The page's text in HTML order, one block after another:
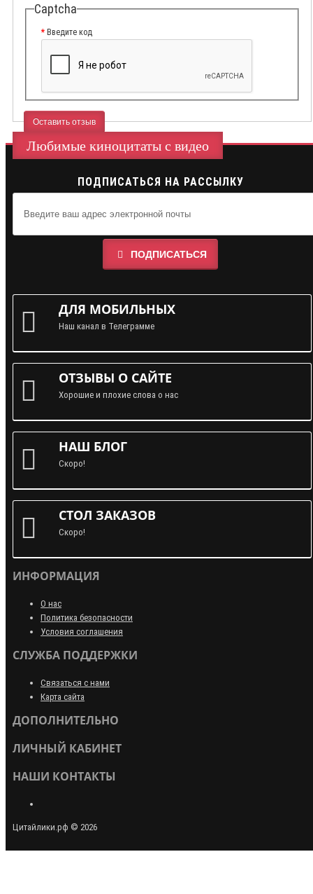
Captcha
Введите код
Оставить отзыв
Любимые киноцитаты с видео
ПОДПИСАТЬСЯ НА РАССЫЛКУ
ПОДПИСАТЬСЯ
ДЛЯ МОБИЛЬНЫХ
Наш канал в Телеграмме
ОТЗЫВЫ О САЙТЕ
Хорошие и плохие слова о нас
НАШ БЛОГ
Скоро!
СТОЛ ЗАКАЗОВ
Скоро!
ИНФОРМАЦИЯ
О нас
Политика безопасности
Условия соглашения
СЛУЖБА ПОДДЕРЖКИ
Связаться с нами
Карта сайта
ДОПОЛНИТЕЛЬНО
ЛИЧНЫЙ КАБИНЕТ
НАШИ КОНТАКТЫ
Цитайлики.рф © 2026